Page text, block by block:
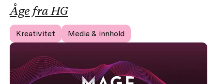
Åge fra HG
Kreativitet Media & innhold